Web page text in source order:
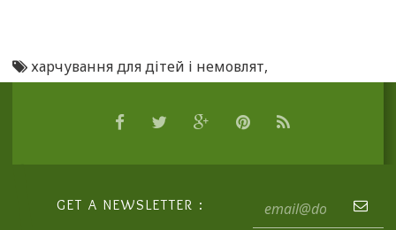
харчування для дітей і немовлят,
GET A NEWSLETTER :